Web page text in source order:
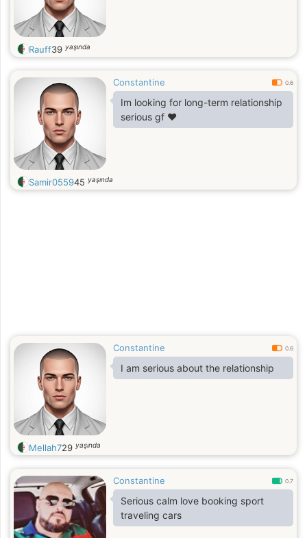
Rauff39 yaşında
Constantine 0.6
Im looking for long-term relationship
serious gf ❤️
Samir055945 yaşında
Constantine 0.6
I am serious about the relationship
Mellah729 yaşında
Constantine 0.7
Serious calm love booking sport
traveling cars